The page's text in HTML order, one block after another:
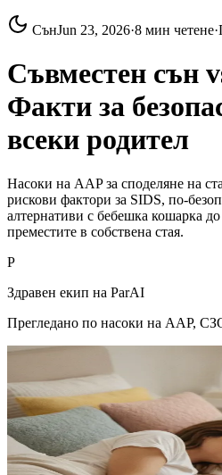
СънJun 23, 2026·8 мин четене·
Съвместен сън
Факти за
всеки родител
Насоки на AAP за споделяне на
рискови фактори за SIDS, по-
алтернативи с бебешка кошарка до
преместите в собствена стая.
P
Здравен екип на ParAI
Прегледано по насоки на AAP,